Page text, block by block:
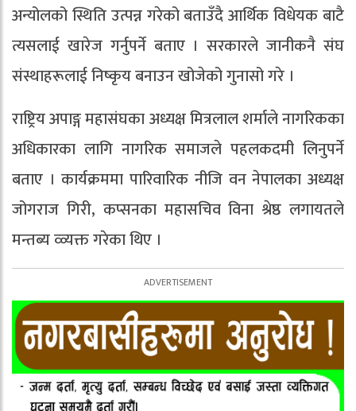
अन्योलको स्थिति उत्पन्न गरेको बताउँदै आर्थिक विधेयक बाटै
त्यसलाई खारेज गर्नुपर्ने बताए । सरकारले जानीकनै संघ
संस्थाहरूलाई निष्कृय बनाउन खोजेको गुनासो गरे ।
राष्ट्रिय अपाङ्ग महासंघका अध्यक्ष मित्रलाल शर्माले नागरिकका
अधिकारका लागि नागरिक समाजले पहलकदमी लिनुपर्ने
बताए । कार्यक्रममा पारिवारिक नीजि वन नेपालका अध्यक्ष
जोगराज गिरी, कप्सनका महासचिव विना श्रेष्ठ लगायतले
मन्तब्य व्व्यक्त गरेका थिए ।